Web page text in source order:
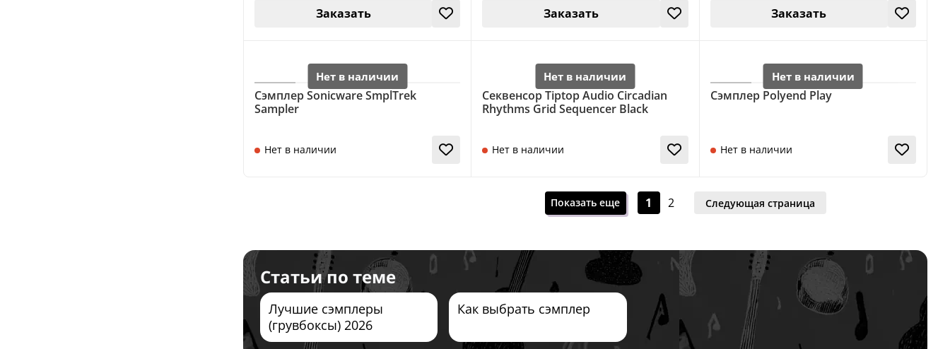
Заказать Заказать Заказать
Сэмплер Sonicware SmplTrek
Sampler
Нет в наличии
Секвенсор Tiptop Audio Circadian
Rhythms Grid Sequencer Black
Нет в наличии
Сэмплер Polyend Play
Нет в наличии
Показать еще 1 2 Следующая страница
Статьи по теме
Лучшие сэмплеры
(грувбоксы) 2026
Как выбрать сэмплер